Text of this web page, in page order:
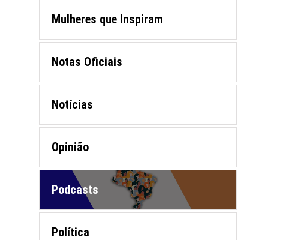
Mulheres que Inspiram
Notas Oficiais
Notícias
Opinião
Podcasts
Política